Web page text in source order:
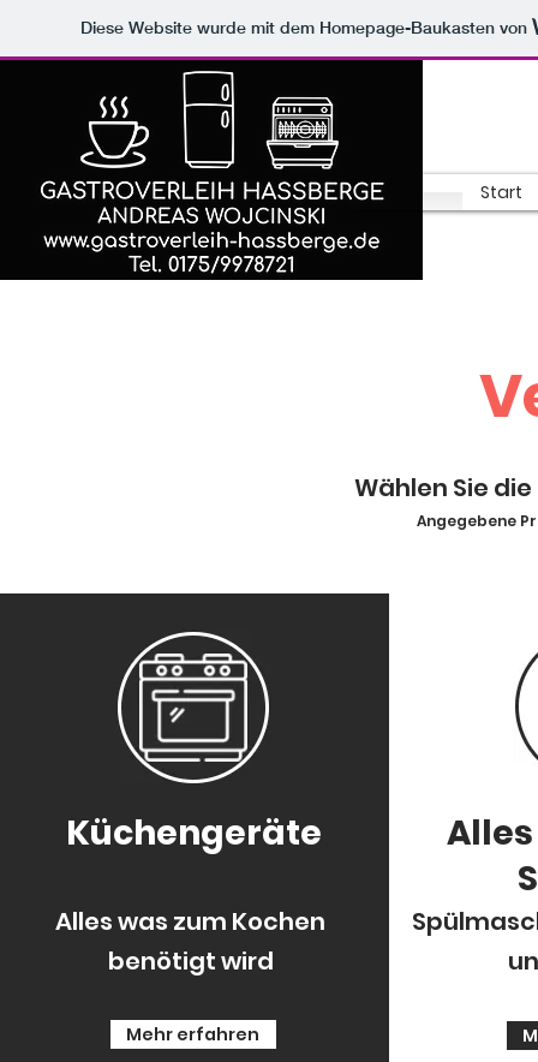
Diese Website wurde mit dem Homepage-Baukasten von
Start
Wählen Sie
Angegebene
Küchengeräte
Alles was zum Kochen
benötigt wird
Mehr erfahren